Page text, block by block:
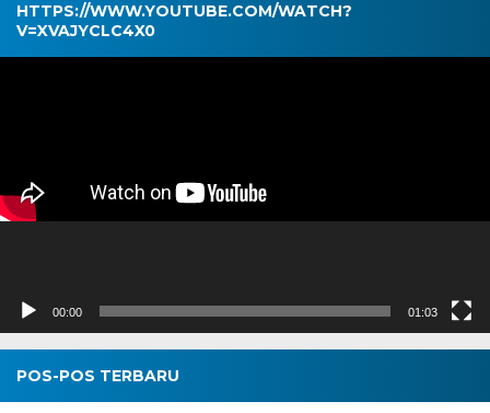
HTTPS://WWW.YOUTUBE.COM/WATCH?
V=XVAJYCLC4X0
Pemutar
00:00 01:03
POS-POS TERBARU